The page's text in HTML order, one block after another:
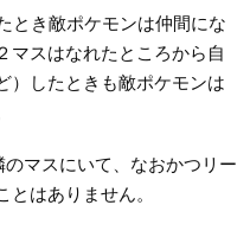
とき敵ポケモンは仲間にな
マスはなれたところから自
）したときも敵ポケモンは
マスにいて、なおかつリー
はありません。